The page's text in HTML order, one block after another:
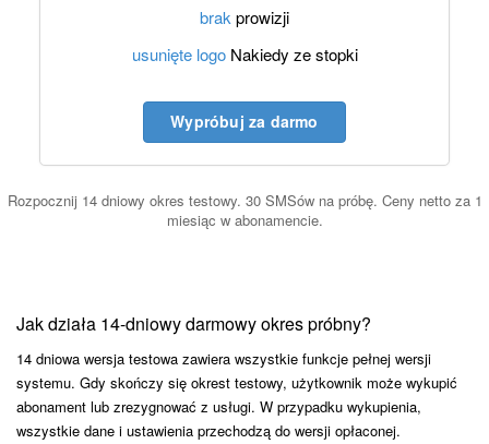
brak prowizji
usunięte logoNakiedy ze stopki
Wypróbuj za darmo
Rozpocznij 14 dniowy okres testowy. 30 SMSów na próbę. Ceny netto za 1
miesiąc w abonamencie.
Jak działa 14-dniowy darmowy okres próbny?
14 dniowa wersja testowa zawiera wszystkie funkcje pełnej wersji
systemu. Gdy skończy się okrest testowy, użytkownik może wykupić
abonament lub zrezygnować z usługi. W przypadku wykupienia,
wszystkie dane i ustawienia przechodzą do wersji opłaconej.